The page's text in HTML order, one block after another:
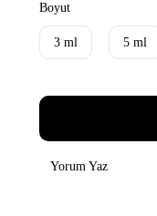
Boyut
3 ml 5 ml
Yorum Yaz